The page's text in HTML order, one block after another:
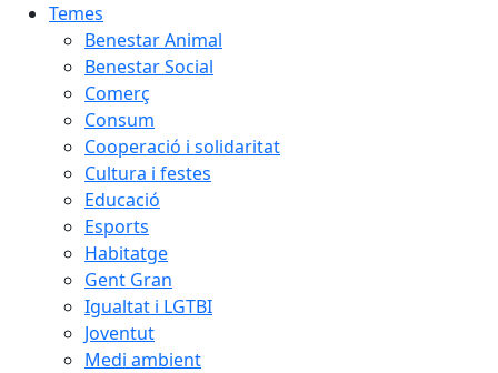
Temes
Benestar Animal
Benestar Social
Comerç
Consum
Cooperació i solidaritat
Cultura i festes
Educació
Esports
Habitatge
Gent Gran
Igualtat i LGTBI
Joventut
Medi ambient